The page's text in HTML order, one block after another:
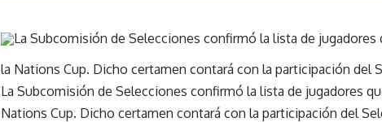
La Subcomisión de Selecciones confirmó la lista de jugadores
la Nations Cup. Dicho certamen contará con la participación del
La Subcomisión de Selecciones confirmó la lista de jugadores
Nations Cup. Dicho certamen contará con la participación del